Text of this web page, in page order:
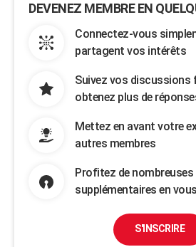
DEVENEZ MEMBRE EN
Connectez-vous
partagent vos intérêts
Suivez vos discussions
obtenez plus de
Mettez en avant votre
autres membres
Profitez de
supplémentaires en
S'INSCRIRE